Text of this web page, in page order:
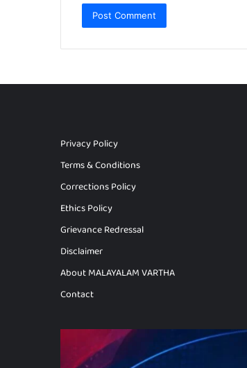
Privacy Policy
Terms & Conditions
Corrections Policy
Ethics Policy
Grievance Redressal
Disclaimer
About MALAYALAM VARTHA
Contact